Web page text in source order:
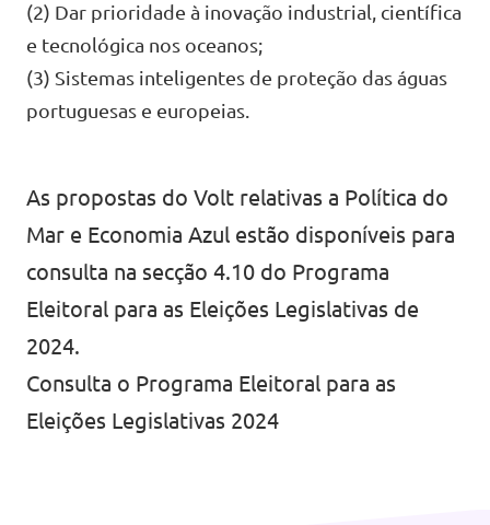
Eventos
Depressão Kristin
Fazer donativo
(2) Dar prioridade à inovação industrial, científica
e tecnológica nos oceanos;
(3) Sistemas inteligentes de proteção das águas
portuguesas e europeias.
As propostas do Volt relativas a Política do
Mar e Economia Azul estão disponíveis para
consulta na secção 4.10 do Programa
Eleitoral para as Eleições Legislativas de
2024.
Consulta o Programa Eleitoral para as
Eleições Legislativas 2024